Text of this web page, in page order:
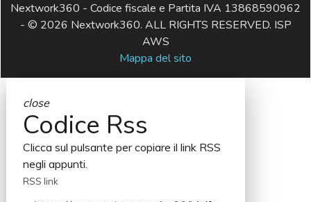
Nextwork360 - Codice fiscale e Partita IVA 13868590962
- © 2026 Nextwork360. ALL RIGHTS RESERVED. ISP
AWS
Mappa del sito
close
Codice Rss
Clicca sul pulsante per copiare il link RSS
negli appunti.
RSS link